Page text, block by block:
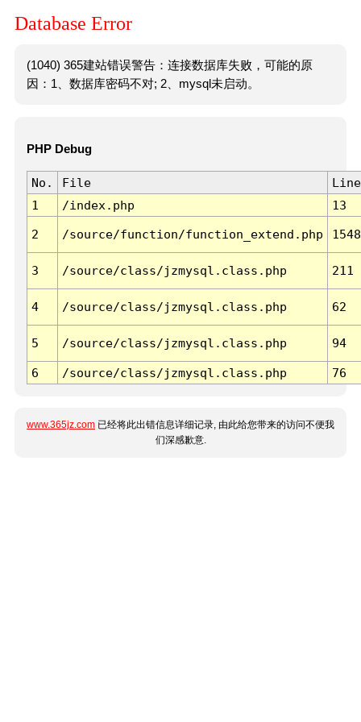
Database Error
(1040) 365建站错误警告：连接数据库失败，可能的原
因：1、数据库密码不对; 2、mysql未启动。
PHP Debug
No. File
Line
1
/index.php 13
2 /source/function/function_extend.php 1548
3 /source/class/jzmysql.class.php 211
4 /source/class/jzmysql.class.php 62
5 /source/class/jzmysql.class.php 94
6 /source/class/jzmysql.class.php 76
www.365jz.com 已经将此出错信息详细记录, 由此给您带来的访问不便我
们深感歉意.